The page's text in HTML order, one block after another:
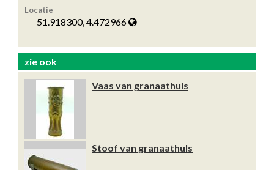
Locatie
51.918300, 4.472966
zie ook
Vaas van granaathuls
Stoof van granaathuls